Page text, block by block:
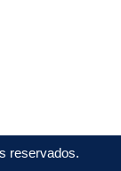
reservados.